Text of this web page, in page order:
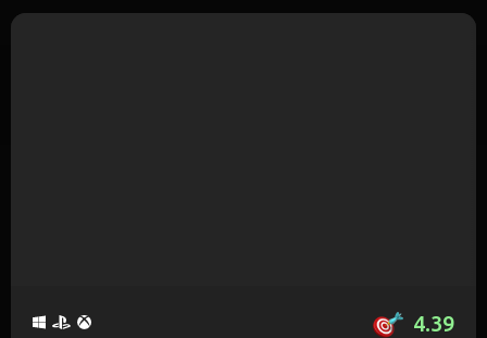
4.39